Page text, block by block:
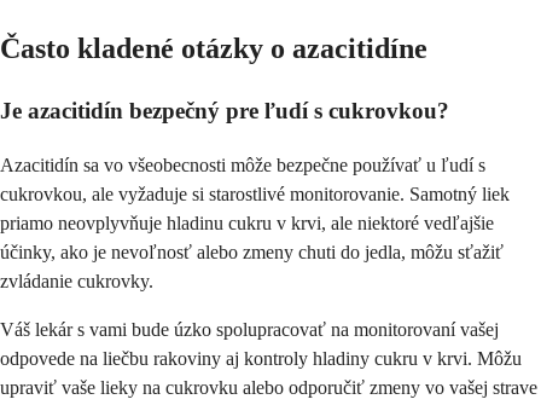
Často kladené otázky o azacitidíne
Je azacitidín bezpečný pre ľudí s cukrovkou?
Azacitidín sa vo všeobecnosti môže bezpečne používať u ľudí s
cukrovkou, ale vyžaduje si starostlivé monitorovanie. Samotný liek
priamo neovplyvňuje hladinu cukru v krvi, ale niektoré vedľajšie
účinky, ako je nevoľnosť alebo zmeny chuti do jedla, môžu sťažiť
zvládanie cukrovky.
Váš lekár s vami bude úzko spolupracovať na monitorovaní vašej
odpovede na liečbu rakoviny aj kontroly hladiny cukru v krvi. Môžu
upraviť vaše lieky na cukrovku alebo odporučiť zmeny vo vašej strave